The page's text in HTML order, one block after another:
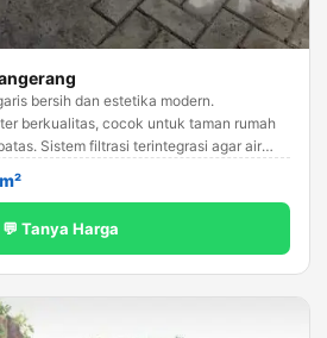
bersih dan estetika modern.
berkualitas, cocok untuk taman rumah
Sistem filtrasi terintegrasi agar air
💬 Tanya Harga